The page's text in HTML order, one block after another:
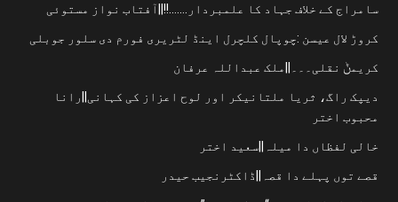
سامراج کے خلاف جہاد کا علمبردار…….!!||آفتاب نواز مستوئی
کروڑ لال عیسن :چوپال کلچرل اینڈ لٹریری فورم دی سلور جوبلی
کریمݨ نقلی۔۔۔||ملک عبداللہ عرفان
دیپک راگ، ثریا ملتانیکر اور لوح اعزاز کی کہانی||رانا
محبوب اختر
خالی لفظاں دا میلہ||سعید اختر
قصے توں پہلے دا قصہ||ڈاکٹرنجیب حیدر